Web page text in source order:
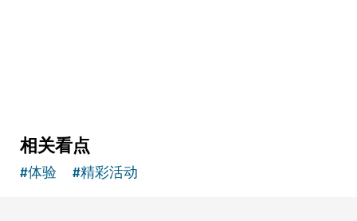
相关看点
#体验 #精彩活动